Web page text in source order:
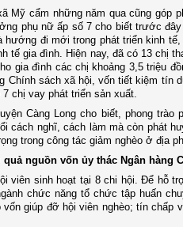
Mỹ cẩm những năm qua cũng góp
phụ nữ ấp số 7 cho biết trước
đi mới trong phát triển kinh
tế gia đình. Hiện nay, đã có 13 chị
gia đình các chị khoảng 3,5 triệu
sách xã hội, vốn tiết kiệm tín
chị vay phát triển sản xuất.
Càng Long cho biết, phong
cách nghĩ, cách làm mà còn phát
trong công tác giảm nghèo ở địa
nguồn vốn ủy thác Ngân hàng
viên sinh hoạt tại 8 chi hội. Để hỗ
chức năng tổ chức tập huấn
giúp đỡ hội viên nghèo; tín chấp